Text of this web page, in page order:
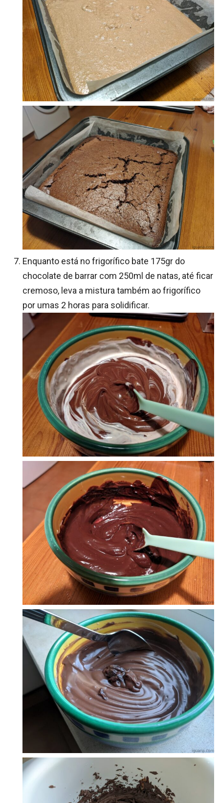
Enquanto está no frigorífico bate 175gr do
chocolate de barrar com 250ml de natas, até ficar
cremoso, leva a mistura também ao frigorífico
por umas 2 horas para solidificar.